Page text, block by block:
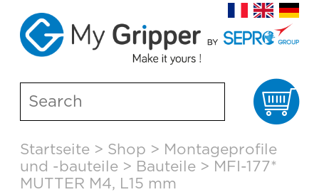
content
Startseite > Shop > Montageprofile
und -bauteile > Bauteile > MFI-177*
MUTTER M4, L15 mm